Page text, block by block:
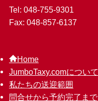
Tel: 048-755-9301
Fax: 048-857-6137
Home
JumboTaxy.comについて
私たちの送迎範囲
問合せから予約完了まで